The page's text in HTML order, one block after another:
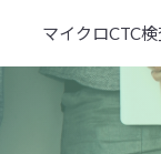
マイクロCTC